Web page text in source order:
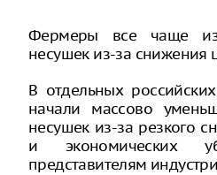
Фермеры все чаще
несушек из-за снижения
В отдельных
начали массово
несушек из-за резкого
и экономических
представителям